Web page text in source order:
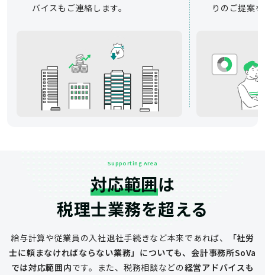
バイスもご連絡します。
りのご提案
Supporting Area
対応範囲は
税理士業務を超える
給与計算や従業員の入社退社手続きなど本来であれば、
「社労
士に頼まなければならない業務」についても、会計事務所SoVa
では対応範囲内です。 また、税務相談などの経営アドバイスも